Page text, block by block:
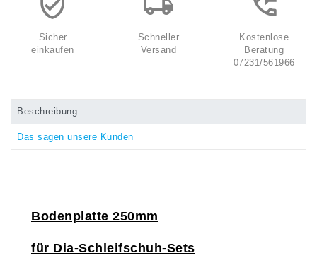
Sicher
einkaufen
Schneller
Versand
Kostenlose
Beratung
07231/561966
Beschreibung
Das sagen unsere Kunden
Bodenplatte 250mm
für Dia-Schleifschuh-Sets